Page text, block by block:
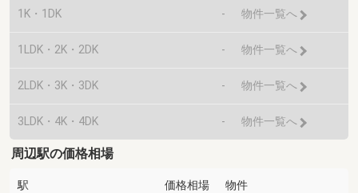
1K・1DK - 物件一覧へ
1LDK・2K・2DK - 物件一覧へ
2LDK・3K・3DK - 物件一覧へ
3LDK・4K・4DK - 物件一覧へ
周辺駅の価格相場
駅 価格相場 物件